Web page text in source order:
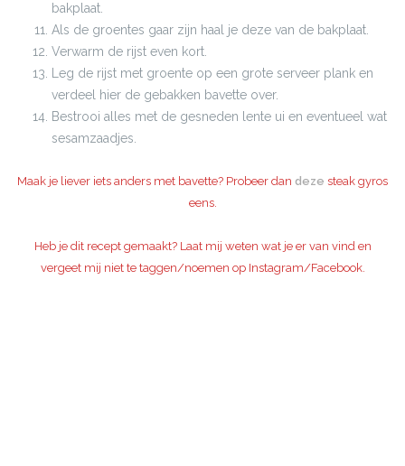
bakplaat.
Als de groentes gaar zijn haal je deze van de bakplaat.
Verwarm de rijst even kort.
Leg de rijst met groente op een grote serveer plank en
verdeel hier de gebakken bavette over.
Bestrooi alles met de gesneden lente ui en eventueel wat
sesamzaadjes.
Maak je liever iets anders met bavette? Probeer dan deze steak gyros
eens.
Heb je dit recept gemaakt? Laat mij weten wat je er van vind en
vergeet mij niet te taggen/noemen op Instagram/Facebook.